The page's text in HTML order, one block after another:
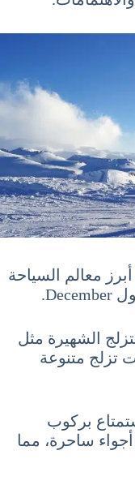
معالم السياحة
الشهيرة مثل
تزلج متنوعة
بركوب
ساحرة، مما